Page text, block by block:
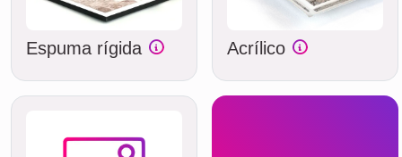
Espuma rígida Acrílico